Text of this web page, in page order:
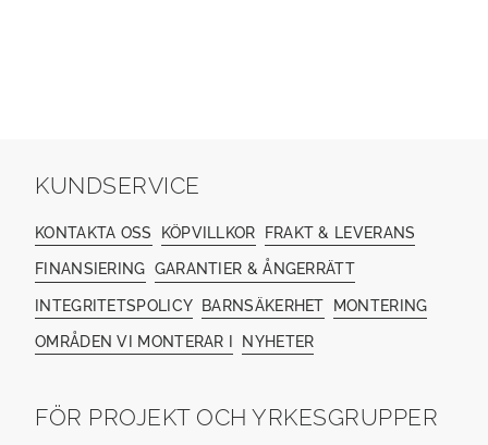
KUNDSERVICE
KONTAKTA OSS KÖPVILLKOR FRAKT & LEVERANS
FINANSIERING GARANTIER & ÅNGERRÄTT
INTEGRITETSPOLICY BARNSÄKERHET MONTERING
OMRÅDEN VI MONTERAR I NYHETER
FÖR PROJEKT OCH YRKESGRUPPER